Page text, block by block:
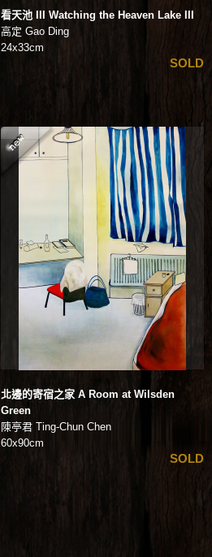
看天池 III Watching the Heaven Lake III
高定 Gao Ding
24x33cm
SOLD
北邊的寄宿之家 A Room at Wilsden
Green
陳亭君 Ting-Chun Chen
60x90cm
SOLD